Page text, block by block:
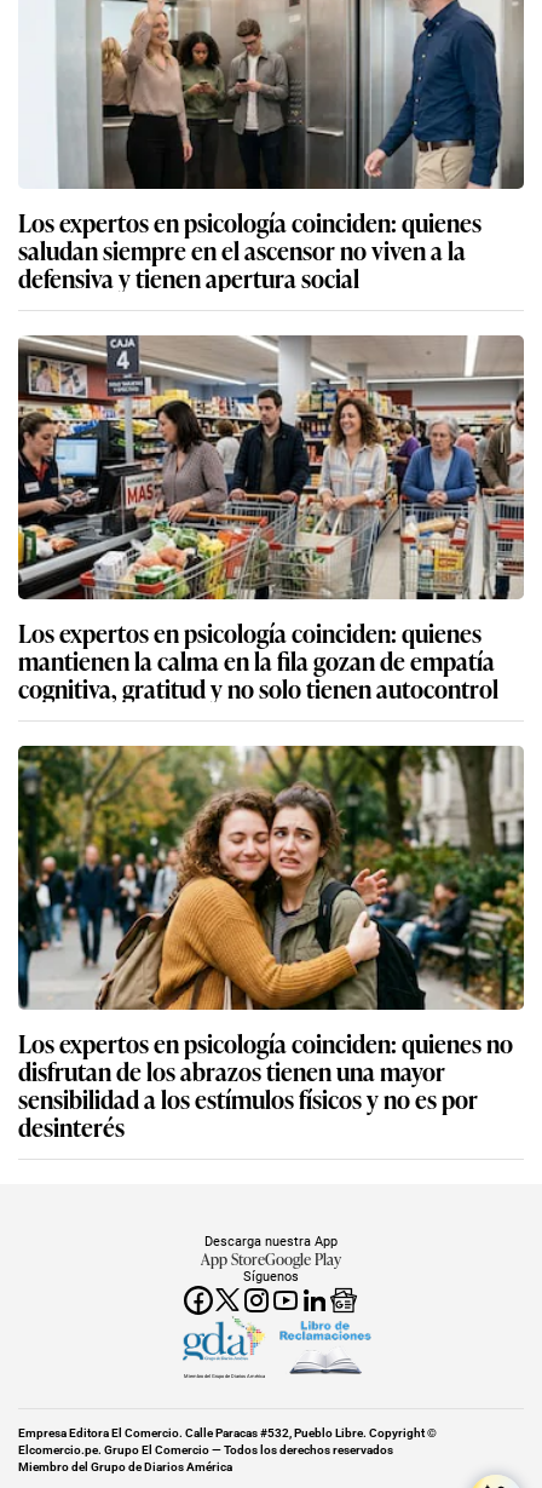
Los expertos en psicología coinciden: quienes
saludan siempre en el ascensor no viven a la
defensiva y tienen apertura social
Los expertos en psicología coinciden: quienes
mantienen la calma en la fila gozan de empatía
cognitiva, gratitud y no solo tienen autocontrol
Los expertos en psicología coinciden: quienes no
disfrutan de los abrazos tienen una mayor
sensibilidad a los estímulos físicos y no es por
desinterés
Síguenos
Descarga nuestra App
App StoreGoogle Play
Miembro del Grupo de Diarios América
Empresa Editora El Comercio. Calle Paracas #532, Pueblo Libre. Copyright ©
Elcomercio.pe. Grupo El Comercio — Todos los derechos reservados
Miembro del Grupo de Diarios América